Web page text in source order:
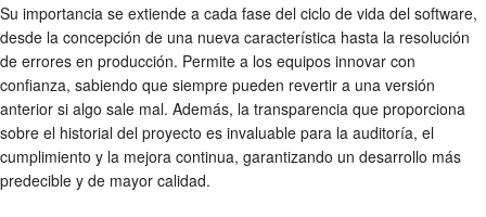
Su importancia se extiende a cada fase del ciclo de vida del software,
desde la concepción de una nueva característica hasta la resolución
de errores en producción. Permite a los equipos innovar con
confianza, sabiendo que siempre pueden revertir a una versión
anterior si algo sale mal. Además, la transparencia que proporciona
sobre el historial del proyecto es invaluable para la auditoría, el
cumplimiento y la mejora continua, garantizando un desarrollo más
predecible y de mayor calidad.